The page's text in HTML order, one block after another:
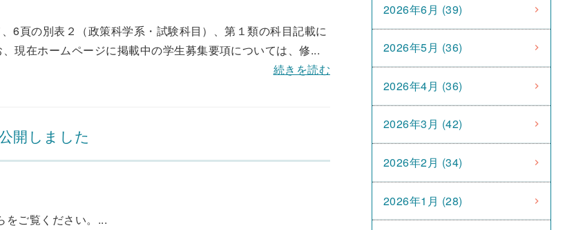
頁の別表２（政策科学系・試験科目）、第１類の科目記載に
現在ホームページに掲載中の学生募集要項については、修...
続きを読む
開しました
をご覧ください。...
2026年6月 (39)
2026年5月 (36)
2026年4月 (36)
2026年3月 (42)
2026年2月 (34)
2026年1月 (28)